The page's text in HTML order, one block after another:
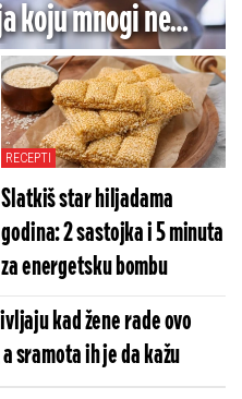
koju mnogi ne
RECEPTI
Slatkiš star hiljadama
godina: 2 sastojka i 5 minuta
za energetsku bombu
kad žene rade ovo
sramota ih je da kažu